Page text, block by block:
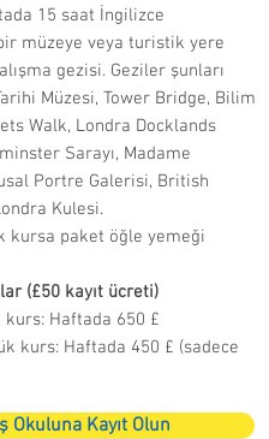
15 saat İngilizce
müzeye veya turistik yere
gezisi. Geziler şunları
Müzesi, Tower Bridge, Bilim
Walk, Londra Docklands
Sarayı, Madame
Portre Galerisi, British
Kulesi.
kursa paket öğle yemeği
(£50 kayıt ücreti)
Haftada 650 £
kurs: Haftada 450 £ (sadece
Okuluna Kayıt Olun